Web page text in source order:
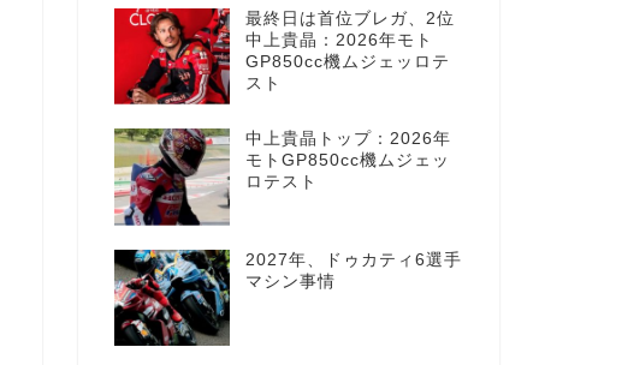
最終日は首位ブレガ、2位
中上貴晶：2026年モト
GP850cc機ムジェッロテ
スト
中上貴晶トップ：2026年
モトGP850cc機ムジェッ
ロテスト
2027年、ドゥカティ6選手
マシン事情